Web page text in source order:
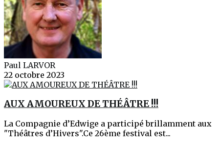
Paul LARVOR
22 octobre 2023
AUX AMOUREUX DE THÉÂTRE !!!
La Compagnie d’Edwige a participé brillamment aux
"Théâtres d’Hivers".Ce 26ème festival est...